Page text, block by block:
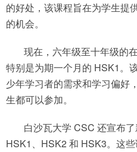
的好处，该课程旨在为学生提
的机会。
现在，六年级至十年级的
特别是为期一个月的 HSK1。
少年学习者的需求和学习偏好
生都可以参加。
白沙瓦大学 CSC 还宣布
HSK1、HSK2 和 HSK3。这